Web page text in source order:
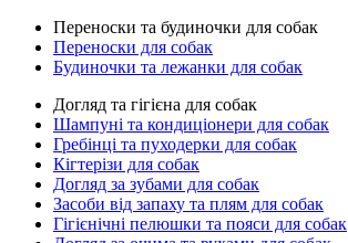
Переноски та будиночки для собак
Переноски для собак
Будиночки та лежанки для собак
Догляд та гігієна для собак
Шампуні та кондиціонери для собак
Гребінці та пуходерки для собак
Кігтерізи для собак
Догляд за зубами для собак
Засоби від запаху та плям для собак
Гігієнічні пелюшки та пояси для собак